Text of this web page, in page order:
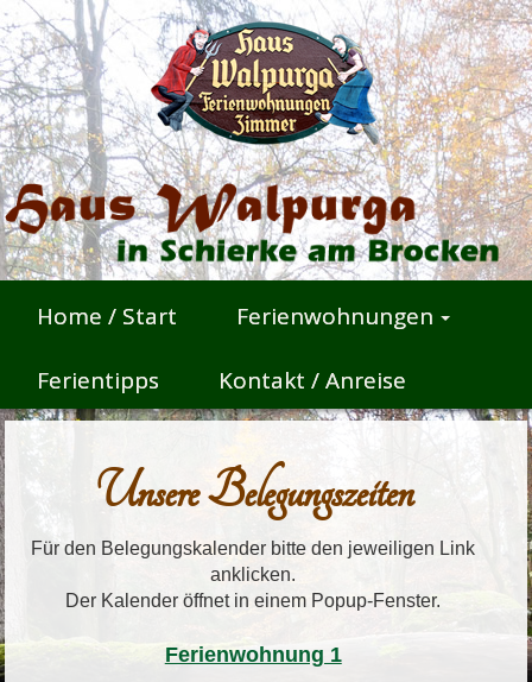
Home / Start Ferienwohnungen
Ferientipps Kontakt / Anreise
Unsere Belegungszeiten
Für den Belegungskalender bitte den jeweiligen Link
anklicken.
Der Kalender öffnet in einem Popup-Fenster.
Ferienwohnung 1